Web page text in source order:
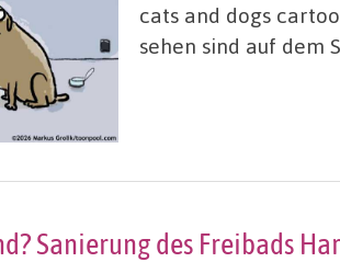
cats and dogs
sehen sind auf dem
Sanierung des Freibads